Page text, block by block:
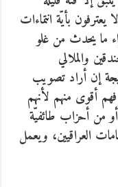
بأيّة انتماءات
ما يحدث من غلو
والملالي
إن أراد تصويب
فهم أقوى منهم لأنهم
من أحزاب طائفيّة
العراقيين، ويعمل